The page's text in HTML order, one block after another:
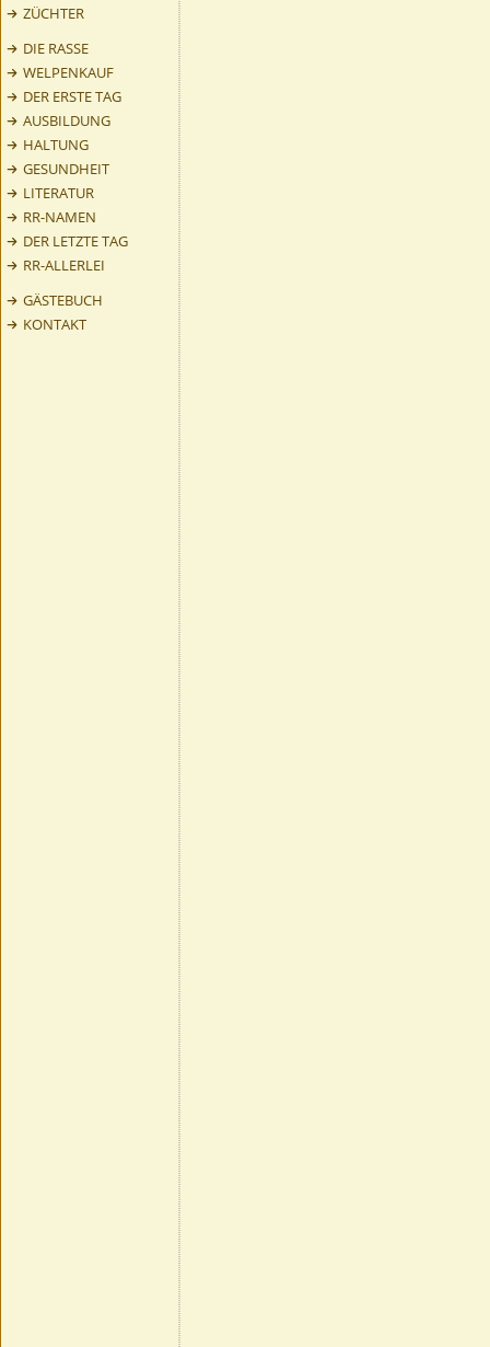
ZÜCHTER
DIE RASSE
WELPENKAUF
DER ERSTE TAG
AUSBILDUNG
HALTUNG
GESUNDHEIT
LITERATUR
RR-NAMEN
DER LETZTE TAG
RR-ALLERLEI
GÄSTEBUCH
KONTAKT